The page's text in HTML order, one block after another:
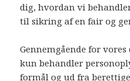
dig, hvordan vi
til sikring af en fair og
Gennemgående for
kun behandler
formål og ud fra